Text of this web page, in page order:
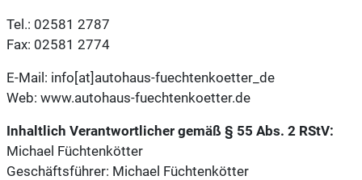
Tel.: 02581 2787
Fax: 02581 2774
E-Mail: info[at]autohaus-fuechtenkoetter_de
Web: www.autohaus-fuechtenkoetter.de
Inhaltlich Verantwortlicher gemäß § 55 Abs. 2 RStV:
Michael Füchtenkötter
Geschäftsführer: Michael Füchtenkötter